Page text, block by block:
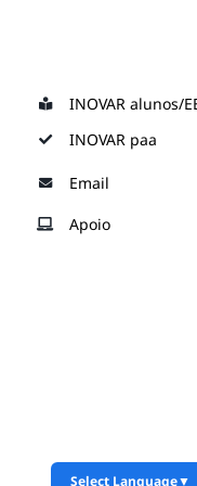
contentINOVAR alunos/
INOVAR paa
Email
Apoio
Select Language▼